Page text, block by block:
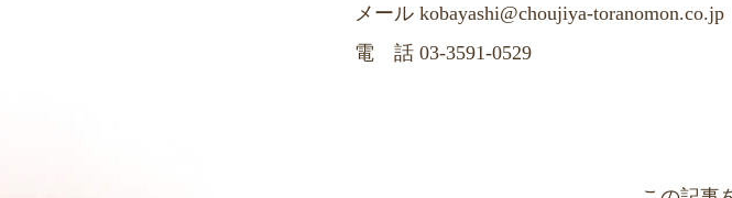
メール kobayashi@choujiya-toranomon.co.jp
電 話 03-3591-0529